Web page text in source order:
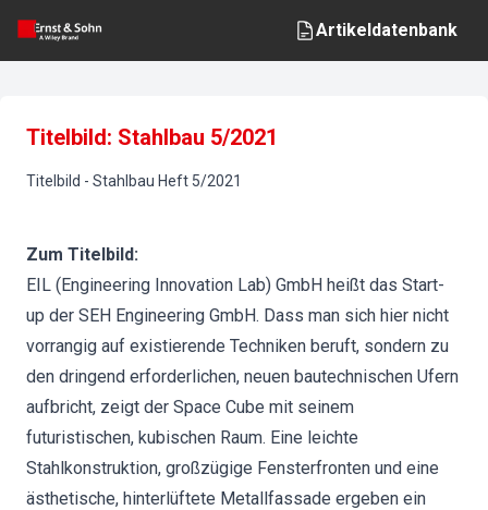
Artikeldatenbank
Titelbild: Stahlbau 5/2021
Titelbild - Stahlbau Heft 5/2021
Zum Titelbild:
EIL (Engineering Innovation Lab) GmbH heißt das Start-
up der SEH Engineering GmbH. Dass man sich hier nicht
vorrangig auf existierende Techniken beruft, sondern zu
den dringend erforderlichen, neuen bautechnischen Ufern
aufbricht, zeigt der Space Cube mit seinem
futuristischen, kubischen Raum. Eine leichte
Stahlkonstruktion, großzügige Fensterfronten und eine
ästhetische, hinterlüftete Metallfassade ergeben ein